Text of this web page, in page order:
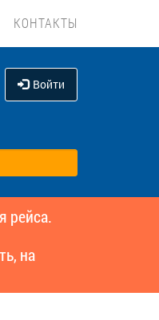
КОНТАКТЫ
Войти
рейса.
на